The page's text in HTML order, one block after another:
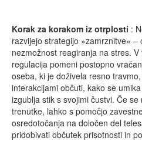
Korak za korakom iz otrplosti :
razvijejo strategijo »zamrznitve«
nezmožnost reagiranja na stres.
regulacija pomeni postopno
oseba, ki je doživela resno
interakcijami občuti, kako se
izgublja stik s svojimi čustvi. Če
trenutke, lahko s pomočjo
osredotočanja na določen del
pridobivati občutek prisotnosti in